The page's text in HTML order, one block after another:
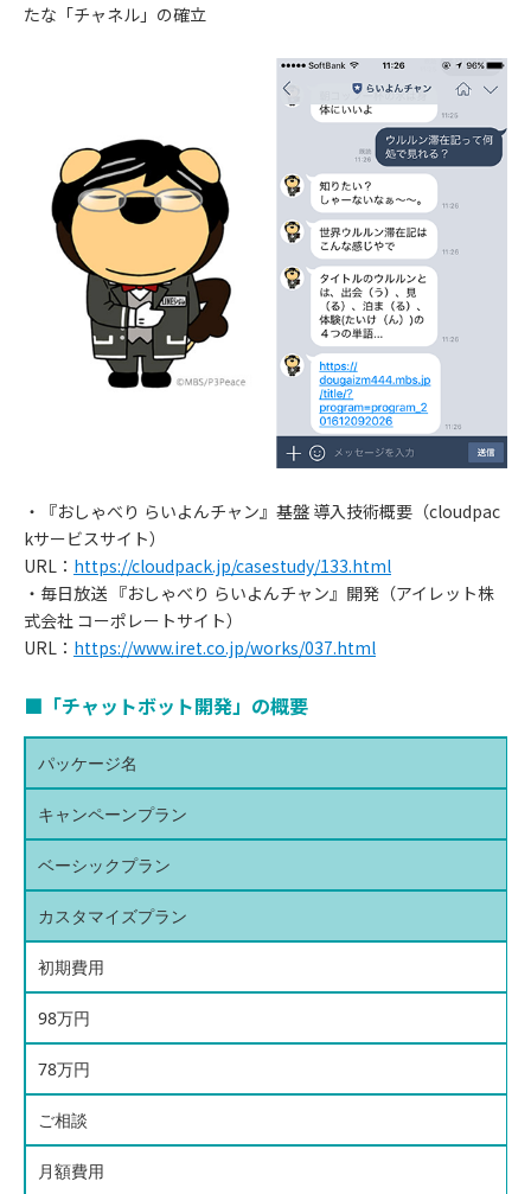
たな「チャネル」の確立
・『おしゃべり らいよんチャン』基盤 導入技術概要（cloudpac
kサービスサイト）
URL： https://cloudpack.jp/casestudy/133.html
・毎日放送 『おしゃべり らいよんチャン』開発（アイレット株
式会社 コーポレートサイト）
URL： https://www.iret.co.jp/works/037.html
■「チャットボット開発」の概要
パッケージ名
キャンペーンプラン
ベーシックプラン
カスタマイズプラン
初期費用
98万円
78万円
ご相談
月額費用